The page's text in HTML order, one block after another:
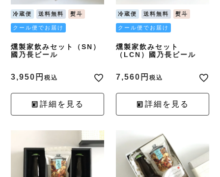
冷蔵便 送料無料 熨斗
クール便でお届け
燻製家飲みセット（SN）
國乃長ビール
3,950 税込
詳細を見る
冷蔵便 送料無料 熨斗
クール便でお届け
燻製家飲みセット
（LCN）國乃長ビール
7,560 税込
詳細を見る